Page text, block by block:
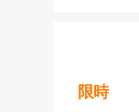
限時